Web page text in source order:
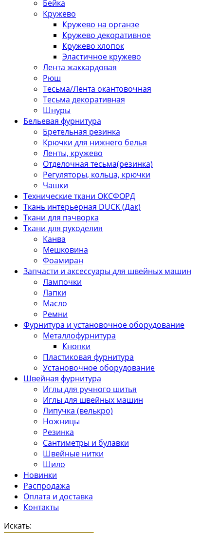
Бейка
Кружево
Кружево на органзе
Кружево декоративное
Кружево хлопок
Эластичное кружево
Лента жаккардовая
Рюш
Тесьма/Лента окантовочная
Тесьма декоративная
Шнуры
Бельевая фурнитура
Бретельная резинка
Крючки для нижнего белья
Ленты, кружево
Отделочная тесьма(резинка)
Регуляторы, кольца, крючки
Чашки
Технические ткани ОКСФОРД
Ткань интерьерная DUCK (Дак)
Ткани для пэчворка
Ткани для рукоделия
Канва
Мешковина
Фоамиран
Запчасти и аксессуары для швейных машин
Лампочки
Лапки
Масло
Ремни
Фурнитура и установочное оборудование
Металлофурнитура
Кнопки
Пластиковая фурнитура
Установочное оборудование
Швейная фурнитура
Иглы для ручного шитья
Иглы для швейных машин
Липучка (велькро)
Ножницы
Резинка
Сантиметры и булавки
Швейные нитки
Шило
Новинки
Распродажа
Оплата и доставка
Контакты
Искать: